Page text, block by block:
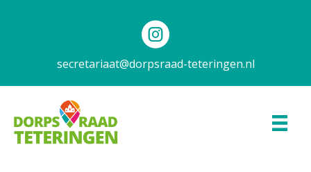
secretariaat@dorpsraad-teteringen.nl